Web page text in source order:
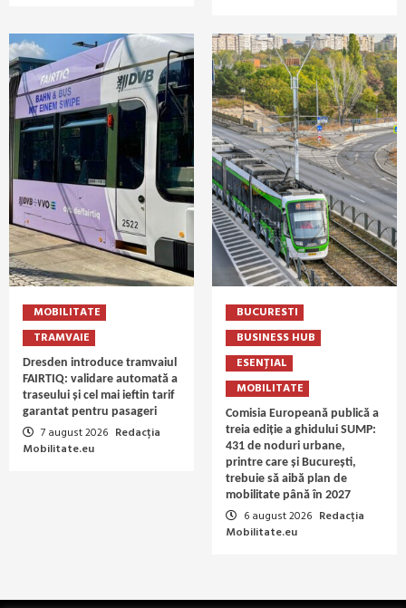
MOBILITATE
TRAMVAIE
Dresden introduce tramvaiul
FAIRTIQ: validare automată a
traseului și cel mai ieftin tarif
garantat pentru pasageri
7 august 2026 Redacția
Mobilitate.eu
BUCURESTI
BUSINESS HUB
ESENȚIAL
MOBILITATE
Comisia Europeană publică a
treia ediție a ghidului SUMP:
431 de noduri urbane,
printre care și București,
trebuie să aibă plan de
mobilitate până în 2027
6 august 2026 Redacția
Mobilitate.eu